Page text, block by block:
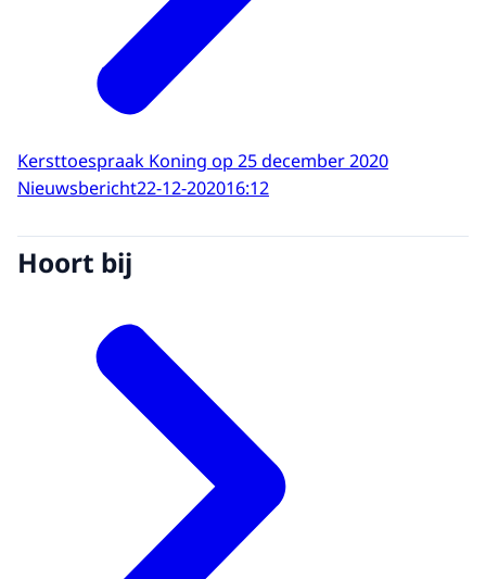
Kersttoespraak Koning op 25 december 2020
Nieuwsbericht22-12-202016:12
Hoort bij